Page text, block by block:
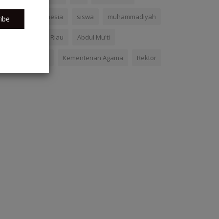
Indonesia siswa muhammadiyah
Universitas Islam Riau Abdul Mu'ti
Kementerian Agama Rektor